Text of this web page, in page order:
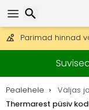
Saab saata ka DHL
30 päeva
Parimad hinnad
Pealehele Väljas
Thermarest püsiv